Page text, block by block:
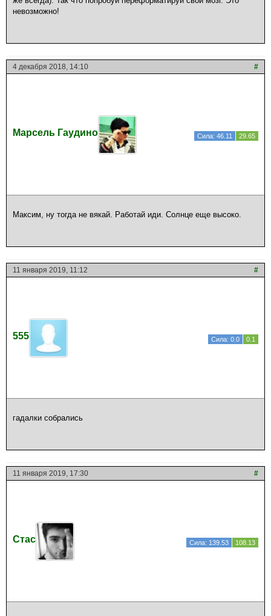
невозможно!
4 декабря 2018, 14:10 #
Марсель Гаудино Сила: 46.11 29.65
Максим, ну тогда не вякай. Работай иди. Солнце еще высоко.
11 января 2019, 11:12 #
555 Сила: 0.0 0.1
гадалки собрались
11 января 2019, 17:30 #
Стас Сила: 139.53 108.13